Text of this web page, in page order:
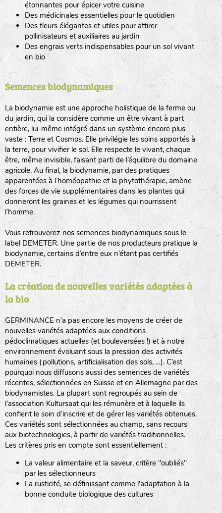
étonnantes pour épicer votre cuisine
Des médicinales essentielles pour le quotidien
Des fleurs élégantes et utiles pour attirer
pollinisateurs et auxiliaires au jardin
Des engrais verts indispensables pour un sol vivant
en bio
Semences biodynamiques
La biodynamie est une approche holistique de la ferme ou
du jardin, qui la considère comme un être vivant à part
entière, lui-même intégré dans un système encore plus
vaste : Terre et Cosmos. Elle privilégie les soins apportés à
la terre, pour vivifier le sol. Elle respecte le vivant, chaque
être, même invisible, faisant parti de l’équilibre du domaine
agricole. Au final, la biodynamie, par des pratiques
apparentées à l’homéopathie et la phytothérapie, amène
des forces de vie supplémentaires dans les plantes qui
donneront les graines et les légumes qui nourrissent
l’homme.
Vous retrouverez nos semences biodynamiques sous le
label DEMETER. Une partie de nos producteurs pratique la
biodynamie, certains d’entre eux n’étant pas certifiés
DEMETER.
La création de nouvelles variétés adaptées à
la bio
GERMINANCE n’a pas encore les moyens de créer de
nouvelles variétés adaptées aux conditions
pédoclimatiques actuelles (et bouleversées !) et à notre
environnement évoluant sous la pression des activités
humaines (pollutions, artificialisation des sols, …). C’est
pourquoi nous diffusons aussi des semences de variétés
récentes, sélectionnées en Suisse et en Allemagne par des
biodynamistes. La plupart sont regroupés au sein de
l'association Kultursaat qui les rémunère et à laquelle ils
confient le soin d’inscrire et de gérer les variétés obtenues.
Ces variétés sont sélectionnées au champ, sans recours
aux biotechnologies, à partir de variétés traditionnelles.
Les critères pris en compte sont essentiellement :
La valeur alimentaire et la saveur, critère "oubliés"
par les sélectionneurs
La rusticité, se définissant comme l'adaptation à la
bonne conduite biologique des cultures
BINGENHEIMER SAATGUT (BGH)
www.bingenheimersaatgut.de
DE BOLSTER (DBO)
www.bolster.nl
GRAINE DEL PAÏS (GDP)
www.grainesdelpais.com
JARDIN EN’VIE (JEV)
LA BOITE A GRAINES (LBAG)
LA RÉFÉRENCE :F BEL20BPA1A (en haut à gauche)
F : Fleurs.
Les autres catégories étant :
: Engrais vert
L: Légumes
A: Aromatiques
BEL : Code de la variété
(Ici Belle de nuit)
20 : Année de récolte(ici 2020)
BPA : Initiales du producteur ou du fournisseur de la
semence.
1 : Numéro d’ordre du lot
A : Sans calibre.
G: Gros
M: Moyen calibre
P: Petit calibre
fleurs
animaux domestiques
animaux sauvages
biodiversité cultivée
Légumes feuilles
Légumes racines
Plantes aromatiques